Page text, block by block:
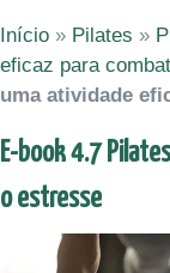
Início » Pilates »
eficaz para
uma atividade
E-book 4.7
o estresse